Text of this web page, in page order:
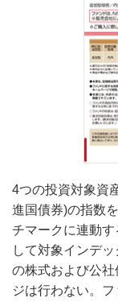
4つの投資対象資
進国債券)の指数
チマークに連動
して対象インデ
の株式および公
ジは行わない。